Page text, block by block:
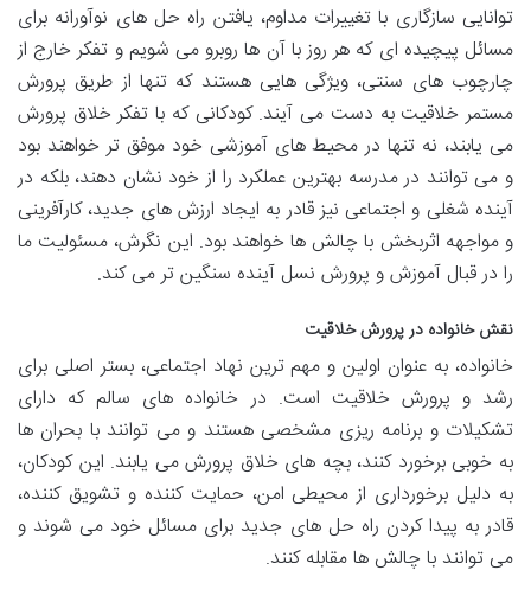
توانایی سازگاری با تغییرات مداوم، یافتن راه حل های نوآورانه برای
مسائل پیچیده ای که هر روز با آن ها روبرو می شویم و تفکر خارج از
چارچوب های سنتی، ویژگی هایی هستند که تنها از طریق پرورش
مستمر خلاقیت به دست می آیند. کودکانی که با تفکر خلاق پرورش
می یابند، نه تنها در محیط های آموزشی خود موفق تر خواهند بود
و می توانند در مدرسه بهترین عملکرد را از خود نشان دهند، بلکه در
آینده شغلی و اجتماعی نیز قادر به ایجاد ارزش های جدید، کارآفرینی
و مواجهه اثربخش با چالش ها خواهند بود. این نگرش، مسئولیت ما
را در قبال آموزش و پرورش نسل آینده سنگین تر می کند.
نقش خانواده در پرورش خلاقیت
خانواده، به عنوان اولین و مهم ترین نهاد اجتماعی، بستر اصلی برای
رشد و پرورش خلاقیت است. در خانواده های سالم که دارای
تشکیلات و برنامه ریزی مشخصی هستند و می توانند با بحران ها
به خوبی برخورد کنند، بچه های خلاق پرورش می یابند. این کودکان،
به دلیل برخورداری از محیطی امن، حمایت کننده و تشویق کننده،
قادر به پیدا کردن راه حل های جدید برای مسائل خود می شوند و
می توانند با چالش ها مقابله کنند.